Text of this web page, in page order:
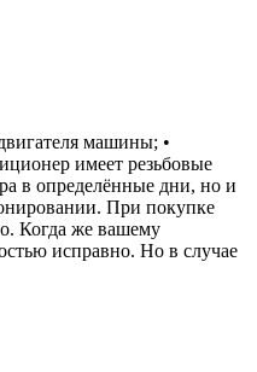
машины; •
имеет резьбовые
в определённые дни, но и
При покупке
Когда же вашему
исправно. Но в случае